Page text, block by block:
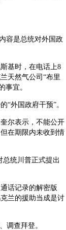
容是总统对外国政
基时，在电话上8
天然气公司“布里
事宜。
“外国政府干预”。
尔表示，不能公开
在期限内未收到情
总统川普正式提出
话记录的解密版
兰的援助当成是讨
调查拜登。